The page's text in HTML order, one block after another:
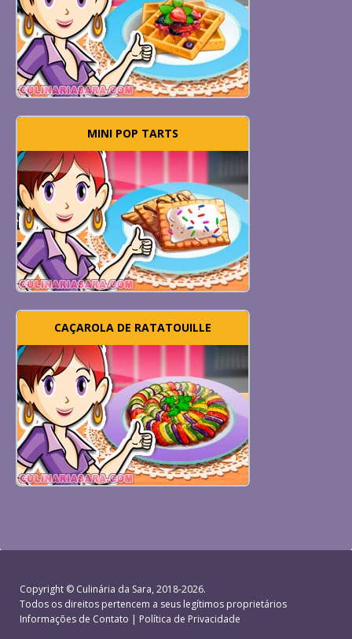
MINI POP TARTS
CAÇAROLA DE RATATOUILLE
Copyright © Culinária da Sara, 2018-2026.
Todos os direitos pertencem a seus legítimos proprietários
Informações de Contato | Política de Privacidade